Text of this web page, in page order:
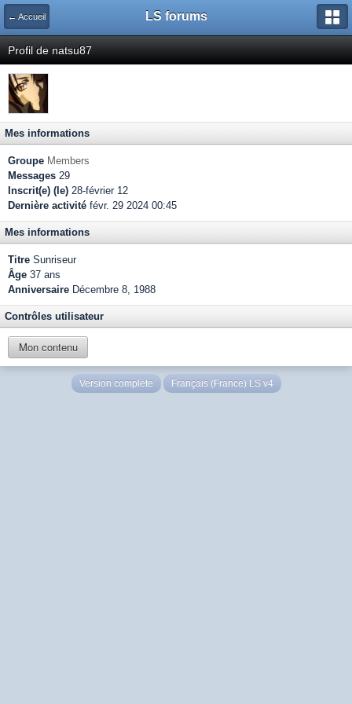
← Accueil LS forums
Profil de natsu87
Mes informations
Groupe Members
Messages 29
Inscrit(e) (le) 28-février 12
Dernière activité févr. 29 2024 00:45
Mes informations
Titre Sunriseur
Âge 37 ans
Anniversaire Décembre 8, 1988
Contrôles utilisateur
Mon contenu
Version complète Français (France) LS v4